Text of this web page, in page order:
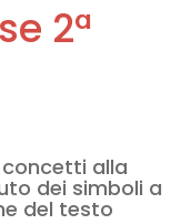
2ª
alla
dei simboli a
del testo